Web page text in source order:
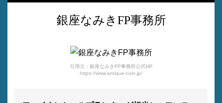
銀座なみきFP事務所
引用元：銀座なみきFP事務所公式HP
https://www.antique-coin.jp/